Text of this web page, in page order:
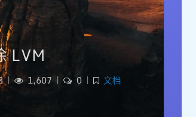
LVM
| 1,607 | 0 |
文档